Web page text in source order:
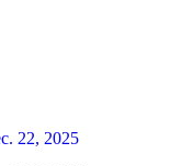
22, 2025